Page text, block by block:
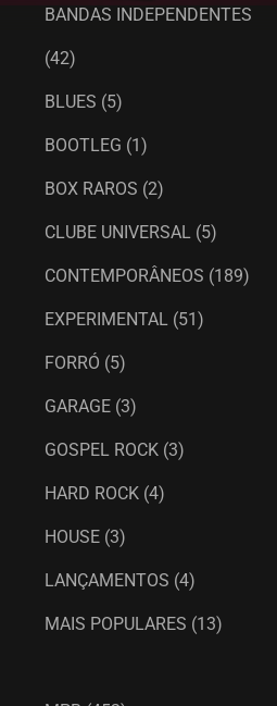
BANDAS INDEPENDENTES
(42)
BLUES (5)
BOOTLEG (1)
BOX RAROS (2)
CLUBE UNIVERSAL (5)
CONTEMPORÂNEOS (189)
EXPERIMENTAL (51)
FORRÓ (5)
GARAGE (3)
GOSPEL ROCK (3)
HARD ROCK (4)
HOUSE (3)
LANÇAMENTOS (4)
MAIS POPULARES (13)